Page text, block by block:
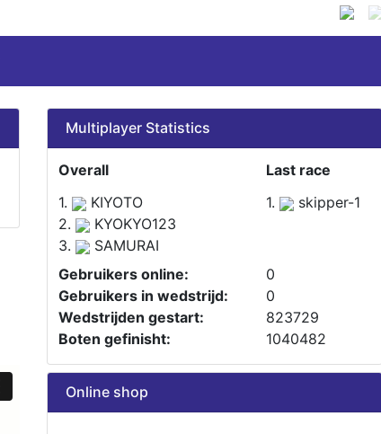
Multiplayer Statistics
Overall
Last race
1.
KIYOTO 1.
skipper-1
2.
KYOKYO123
3.
SAMURAI
Gebruikers online:
0
Gebruikers in wedstrijd:
0
Wedstrijden gestart:
823729
Boten gefinisht:
1040482
Online shop